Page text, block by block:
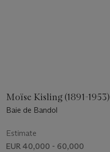
Moïse Kisling (1891-1953)
Baie de Bandol
Estimate
EUR 40,000 - 60,000